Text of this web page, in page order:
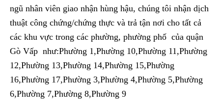
ngũ nhân viên giao nhận hùng hậu, chúng tôi nhận dịch
thuật công chứng/chứng thực và trả tận nơi cho tất cả
các khu vực trong các phường, phường phố của quận
Gò Vấp như:Phường 1,Phường 10,Phường 11,Phường
12,Phường 13,Phường 14,Phường 15,Phường
16,Phường 17,Phường 3,Phường 4,Phường 5,Phường
6,Phường 7,Phường 8,Phường 9